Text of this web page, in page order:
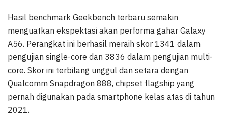
Hasil benchmark Geekbench terbaru semakin
menguatkan ekspektasi akan performa gahar Galaxy
A56. Perangkat ini berhasil meraih skor 1341 dalam
pengujian single-core dan 3836 dalam pengujian multi-
core. Skor ini terbilang unggul dan setara dengan
Qualcomm Snapdragon 888, chipset flagship yang
pernah digunakan pada smartphone kelas atas di tahun
2021.